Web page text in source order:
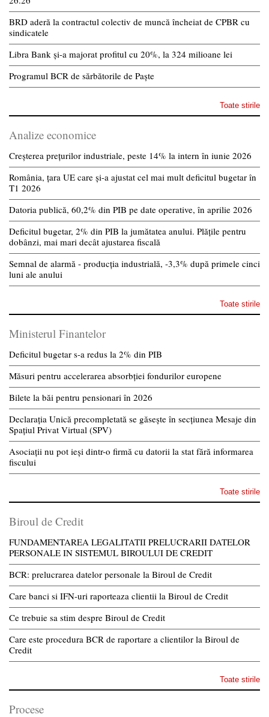
BRD aderă la contractul colectiv de muncă încheiat de CPBR cu
sindicatele
Libra Bank și-a majorat profitul cu 20%, la 324 milioane lei
Programul BCR de sărbătorile de Paște
Toate stirile
Analize economice
Creșterea prețurilor industriale, peste 14% la intern în iunie 2026
România, țara UE care și-a ajustat cel mai mult deficitul bugetar în
T1 2026
Datoria publică, 60,2% din PIB pe date operative, în aprilie 2026
Deficitul bugetar, 2% din PIB la jumătatea anului. Plățile pentru
dobânzi, mai mari decât ajustarea fiscală
Semnal de alarmă - producția industrială, -3,3% după primele cinci
luni ale anului
Toate stirile
Ministerul Finantelor
Deficitul bugetar s-a redus la 2% din PIB
Măsuri pentru accelerarea absorbției fondurilor europene
Bilete la băi pentru pensionari în 2026
Declarația Unică precompletată se găsește în secțiunea Mesaje din
Spațiul Privat Virtual (SPV)
Asociații nu pot ieși dintr-o firmă cu datorii la stat fără informarea
fiscului
Toate stirile
Biroul de Credit
FUNDAMENTAREA LEGALITATII PRELUCRARII DATELOR
PERSONALE IN SISTEMUL BIROULUI DE CREDIT
BCR: prelucrarea datelor personale la Biroul de Credit
Care banci si IFN-uri raporteaza clientii la Biroul de Credit
Ce trebuie sa stim despre Biroul de Credit
Care este procedura BCR de raportare a clientilor la Biroul de
Credit
Toate stirile
Procese